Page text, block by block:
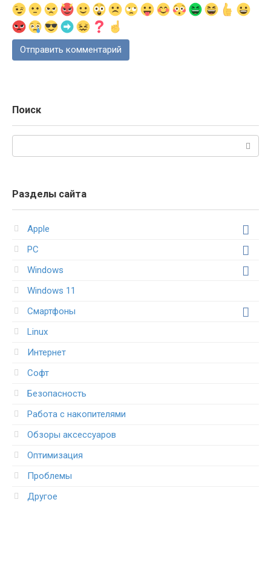
Поиск
Разделы сайта
Apple
PC
Windows
Windows 11
Смартфоны
Linux
Интернет
Софт
Безопасность
Работа с накопителями
Обзоры аксессуаров
Оптимизация
Проблемы
Другое